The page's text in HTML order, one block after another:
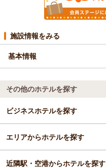
施設情報をみる
基本情報
その他のホテルを探す
ビジネスホテルを探す
富山県
高岡・氷見・砺波
エリアからホテルを探す
富山県
近隣駅・空港からホテルを探す